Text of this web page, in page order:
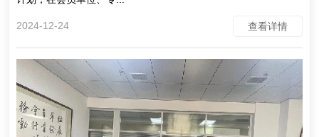
2024-12-24 查看详情